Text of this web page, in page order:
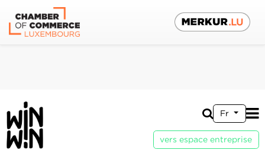
Fr
vers espace entreprise